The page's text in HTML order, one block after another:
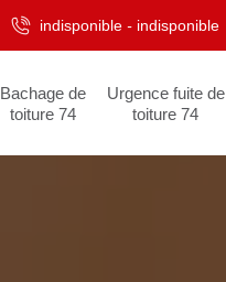
indisponible - indisponible
Bachage de
toiture 74
Urgence fuite de
toiture 74